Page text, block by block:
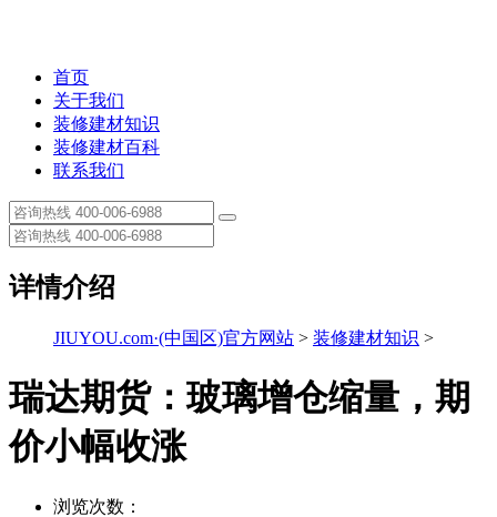
首页
关于我们
装修建材知识
装修建材百科
联系我们
详情介绍
JIUYOU.com·(中国区)官方网站 > 装修建材知识 >
瑞达期货：玻璃增仓缩量，期
价小幅收涨
浏览次数：